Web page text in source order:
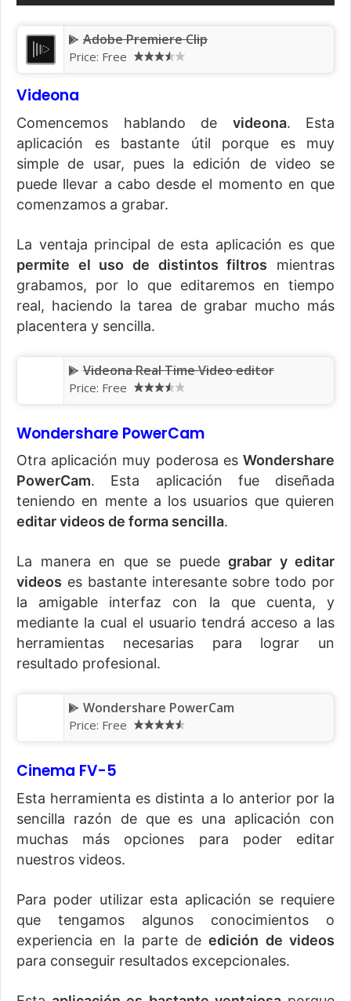
Adobe Premiere Clip
Price: Free
Videona
Comencemos hablando de videona. Esta
aplicación es bastante útil porque es muy
simple de usar, pues la edición de video se
puede llevar a cabo desde el momento en que
comenzamos a grabar.
La ventaja principal de esta aplicación es que
permite el uso de distintos filtros mientras
grabamos, por lo que editaremos en tiempo
real, haciendo la tarea de grabar mucho más
placentera y sencilla.
Videona Real Time Video editor
Price: Free
Wondershare PowerCam
Otra aplicación muy poderosa es Wondershare
PowerCam. Esta aplicación fue diseñada
teniendo en mente a los usuarios que quieren
editar videos de forma sencilla.
La manera en que se puede grabar y editar
videos es bastante interesante sobre todo por
la amigable interfaz con la que cuenta, y
mediante la cual el usuario tendrá acceso a las
herramientas necesarias para lograr un
resultado profesional.
Wondershare PowerCam
Price: Free
Cinema FV-5
Esta herramienta es distinta a lo anterior por la
sencilla razón de que es una aplicación con
muchas más opciones para poder editar
nuestros videos.
Para poder utilizar esta aplicación se requiere
que tengamos algunos conocimientos o
experiencia en la parte deedición de videos
para conseguir resultados excepcionales.